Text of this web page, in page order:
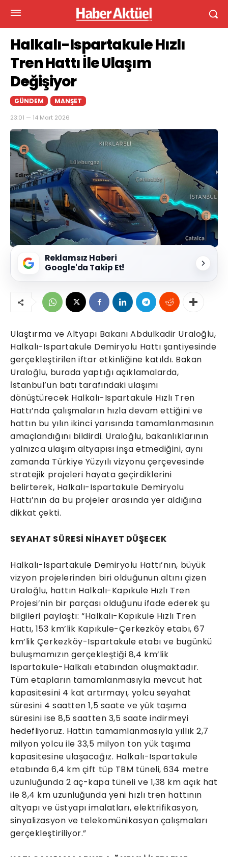
Halkalı-Ispartakule Hızlı
Tren Hattı İle Ulaşım
Değişiyor
GÜNDEM MANŞET
23:01 — 14 Mart 2026
Reklamsız Haberi
Google'da Takip Et!
Ulaştırma ve Altyapı Bakanı Abdulkadir Uraloğlu,
Halkalı-Ispartakule Demiryolu Hattı şantiyesinde
gerçekleştirilen iftar etkinliğine katıldı. Bakan
Uraloğlu, burada yaptığı açıklamalarda,
İstanbul’un batı tarafındaki ulaşımı
dönüştürecek Halkalı-Ispartakule Hızlı Tren
Hattı’nda çalışmaların hızla devam ettiğini ve
hattın bu yılın ikinci yarısında tamamlanmasının
amaçlandığını bildirdi. Uraloğlu, bakanlıklarının
yalnızca ulaşım altyapısı inşa etmediğini, aynı
zamanda Türkiye Yüzyılı vizyonu çerçevesinde
stratejik projeleri hayata geçirdiklerini
belirterek, Halkalı-Ispartakule Demiryolu
Hattı’nın da bu projeler arasında yer aldığına
dikkat çekti.
SEYAHAT SÜRESİ NİHAYET DÜŞECEK
Halkalı-Ispartakule Demiryolu Hattı’nın, büyük
vizyon projelerinden biri olduğunun altını çizen
Uraloğlu, hattın Halkalı-Kapıkule Hızlı Tren
Projesi’nin bir parçası olduğunu ifade ederek şu
bilgileri paylaştı: “Halkalı-Kapıkule Hızlı Tren
Hattı, 153 km’lik Kapıkule-Çerkezköy etabı, 67
km’lik Çerkezköy-Ispartakule etabı ve bugünkü
buluşmamızın gerçekleştiği 8,4 km’lik
Ispartakule-Halkalı etabından oluşmaktadır.
Tüm etapların tamamlanmasıyla mevcut hat
kapasitesini 4 kat artırmayı, yolcu seyahat
süresini 4 saatten 1,5 saate ve yük taşıma
süresini ise 8,5 saatten 3,5 saate indirmeyi
hedefliyoruz. Hattın tamamlanmasıyla yıllık 2,7
milyon yolcu ile 33,5 milyon ton yük taşıma
kapasitesine ulaşacağız. Halkalı-Ispartakule
etabında 6,4 km çift tüp TBM tüneli, 634 metre
uzunluğunda 2 aç-kapa tüneli ve 1,38 km açık hat
ile 8,4 km uzunluğunda yeni hızlı tren hattının
altyapı ve üstyapı imalatları, elektrifikasyon,
sinyalizasyon ve telekomünikasyon çalışmaları
gerçekleştiriliyor.”